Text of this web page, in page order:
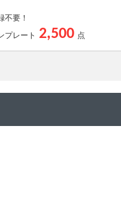
不要！
プレート 2,500 点